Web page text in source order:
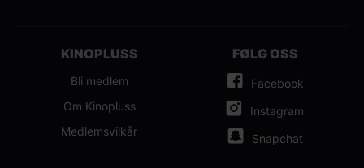
KINOPLUSS
Bli medlem
Om Kinopluss
Medlemsvilkår
FØLG OSS
Facebook
Instagram
Snapchat